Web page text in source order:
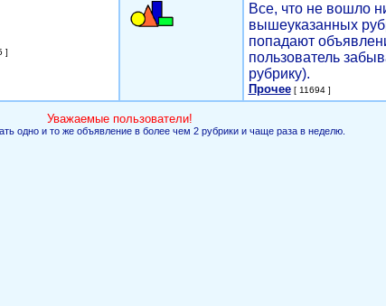
]
Все, что не вошло
вышеуказанных
попадают
пользователь
рубрику).
Прочее[ 11694 ]
Уважаемые пользователи!
одно и то же объявление в более чем 2 рубрики и чаще раза в неделю.